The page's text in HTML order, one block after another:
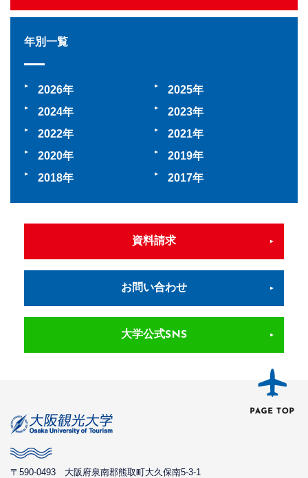
年別一覧
2026
2025
2024
2023
2022
2021
2020
2019
2018
2017
資料請求
お問い合わせ
大学公式SNS
〒590-0493 大阪府泉南郡熊取町大久保南5-3-1